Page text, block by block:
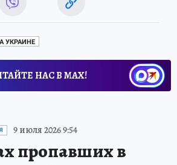
УКРАИНЕ
НАС В МАХ!
9 июля 2026 9:54
пропавших в